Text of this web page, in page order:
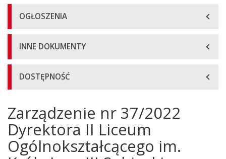
OGŁOSZENIA
INNE DOKUMENTY
DOSTĘPNOŚĆ
Główna
treść
strony
Zarządzenie nr 37/2022
Dyrektora II Liceum
Ogólnokształcącego im.